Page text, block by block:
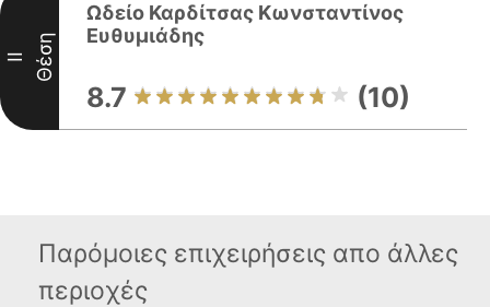
II Θέση
Ωδείο Καρδίτσας Κωνσταντίνος
Ευθυμιάδης
8.7 (10)
Παρόμοιες επιχειρήσεις απο άλλες
περιοχές